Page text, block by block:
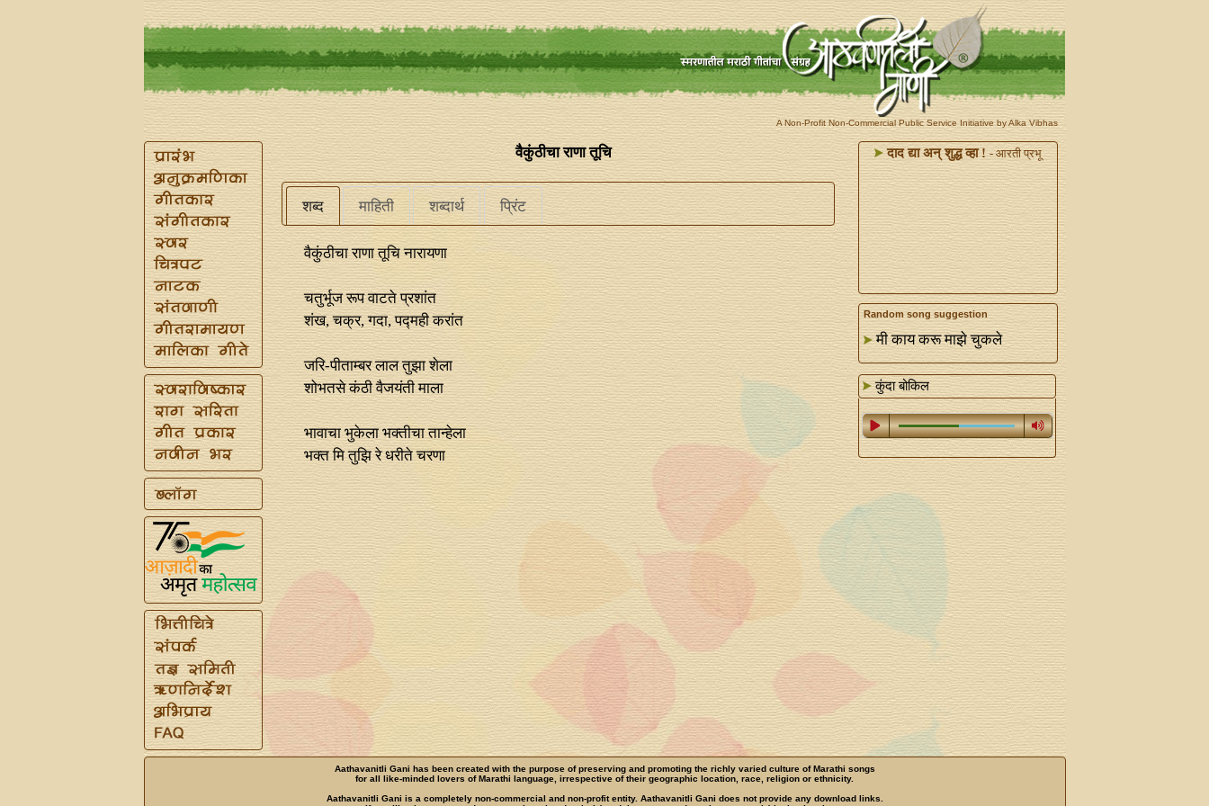
A Non-Profit Non-Commercial Public Service Initiative by Alka Vibhas
वैकुंठीचा राणा तूचि
शब्द माहिती शब्दार्थ प्रिंट
वैकुंठीचा राणा तूचि नारायणा
चतुर्भूज रूप वाटते प्रशांत
शंख, चक्र, गदा, पद्मही करांत
जरि-पीताम्बर लाल तुझा शेला
शोभतसे कंठी वैजयंती माला
भावाचा भुकेला भक्तीचा तान्हेला
भक्त मि तुझि रे धरीते चरणा
दाद द्या अन्‌ शुद्ध व्हा ! - आरती प्रभू
Random song suggestion
मी काय करू माझे चुकले
कुंदा बोकिल
Aathavanitli Gani has been created with the purpose of preserving and promoting the richly varied culture of Marathi songs
for all like-minded lovers of Marathi language, irrespective of their geographic location, race, religion or ethnicity.
Aathavanitli Gani is a completely non-commercial and non-profit entity. Aathavanitli Gani does not provide any download links.